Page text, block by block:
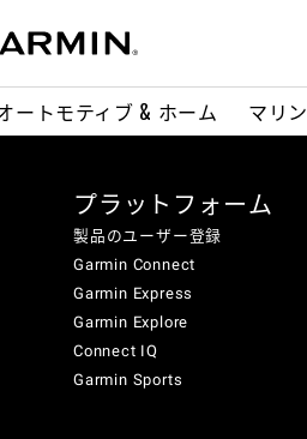
ートモティブ & ホーム マリン
プラットフォーム
製品のユーザー登録
Garmin Connect
Garmin Express
Garmin Explore
Connect IQ
Garmin Sports